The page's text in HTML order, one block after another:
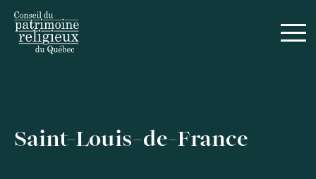
Saint-Louis-de-France